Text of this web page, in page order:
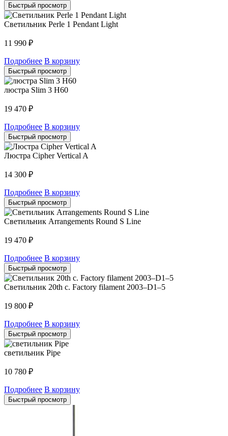
Быстрый просмотр
Светильник Perle 1 Pendant Light
11 990 ₽
Подробнее В корзину
Быстрый просмотр
люстра Slim 3 H60
19 470 ₽
Подробнее В корзину
Быстрый просмотр
Люстра Cipher Vertical A
14 300 ₽
Подробнее В корзину
Быстрый просмотр
Светильник Arrangements Round S Line
19 470 ₽
Подробнее В корзину
Быстрый просмотр
Светильник 20th c. Factory filament 2003–D1–5
19 800 ₽
Подробнее В корзину
Быстрый просмотр
светильник Pipe
10 780 ₽
Подробнее В корзину
Быстрый просмотр